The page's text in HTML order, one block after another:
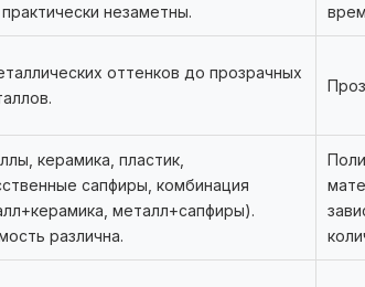
незаметны.
оттенков до прозрачных
керамика, пластик,
сапфиры, комбинация
металл+сапфиры).
различна.